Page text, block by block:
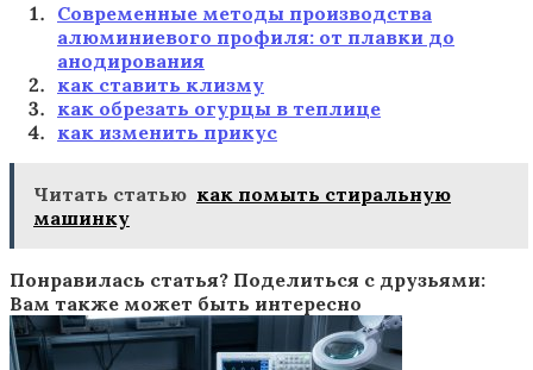
Современные методы производства
алюминиевого профиля: от плавки до
анодирования
как ставить клизму
как обрезать огурцы в теплице
как изменить прикус
Читать статью как помыть стиральную
машинку
Понравилась статья? Поделиться с друзьями:
Вам также может быть интересно